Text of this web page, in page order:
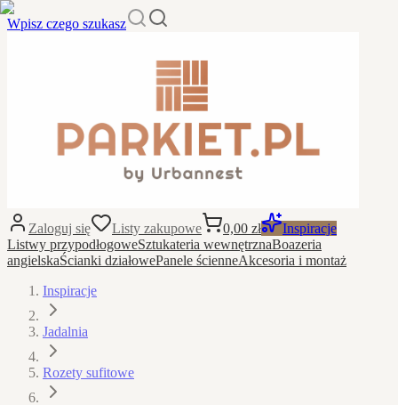
Wpisz czego szukasz
Zaloguj się Listy zakupowe 0,00 zł
Inspiracje
Listwy przypodłogoweSztukateria wewnętrznaBoazeria
angielskaŚcianki działowePanele ścienneAkcesoria i montaż
Inspiracje
Jadalnia
Rozety sufitowe